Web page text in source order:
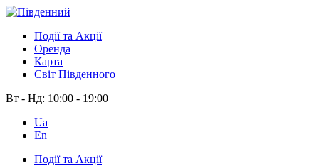
Події та Акції
Оренда
Карта
Світ Південного
Вт - Нд: 10:00 - 19:00
Ua
En
Події та Акції